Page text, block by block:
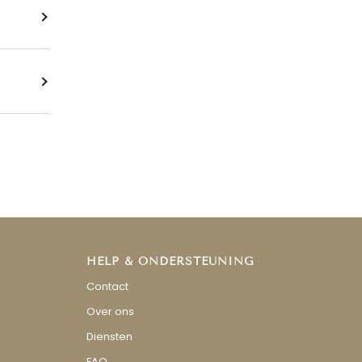
HELP & ONDERSTEUNING
Contact
Over ons
Diensten